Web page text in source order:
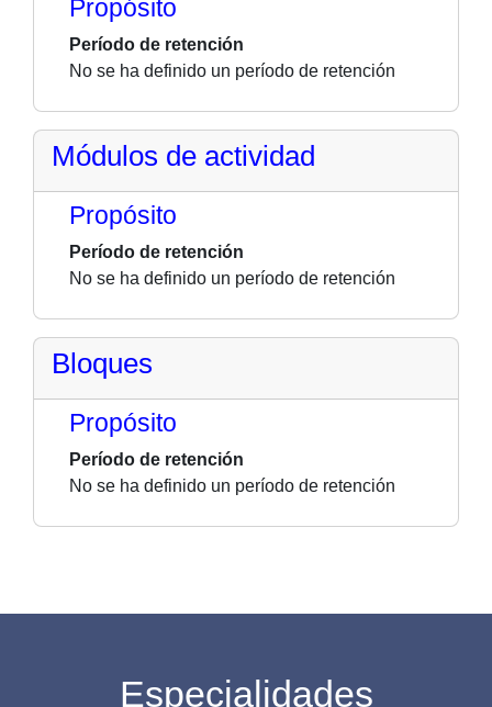
Propósito
Período de retención
No se ha definido un período de retención
Módulos de actividad
Propósito
Período de retención
No se ha definido un período de retención
Bloques
Propósito
Período de retención
No se ha definido un período de retención
Especialidades